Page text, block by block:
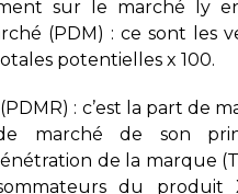
sur le marché ly
(PDM) : ce sont les
potentielles x 100.
: c’est la part de
marché de son
de la marque
du produit